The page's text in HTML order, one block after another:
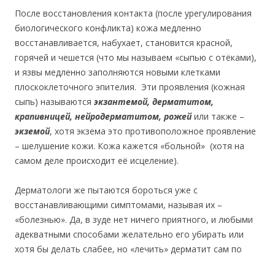
После восстановления контакта (после урегулирования
биологического конфликта) кожа медленно
восстанавливается, набухает, становится красной,
горячей и чешется (что мы называем «сыпью с отёками),
и язвы медленно заполняются новыми клетками
плоскоклеточного эпителия. Эти проявления (кожная
сыпь) называются экзантемой, дерматитом,
крапивницей, нейродерматитом, рожейили также –
экземой, хотя экзема это противоположное проявление
– шелушение кожи. Кожа кажется «больной» (хотя на
самом деле происходит её исцеление).
Дерматологи же пытаются бороться уже с
восстанавливающими симптомами, называя их –
«болезнью». Да, в зуде нет ничего приятного, и любыми
адекватными способами желательно его убирать или
хотя бы делать слабее, но «лечить» дерматит сам по